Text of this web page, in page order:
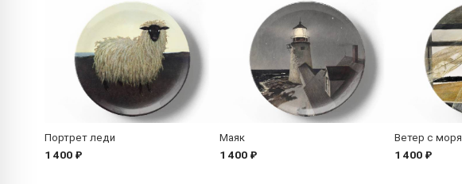
Портрет леди
1 400 ₽
Маяк
1 400 ₽
Ветер с моря
1 400 ₽